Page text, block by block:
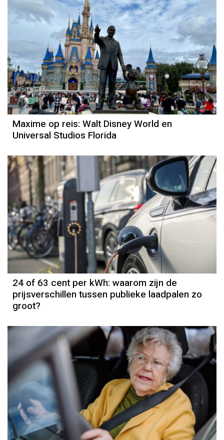
Maxime op reis: Walt Disney World en
Universal Studios Florida
24 of 63 cent per kWh: waarom zijn de
prijsverschillen tussen publieke laadpalen zo
groot?